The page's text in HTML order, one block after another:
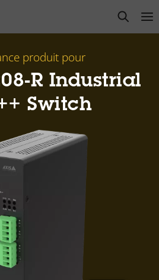
open
produit pour
R Industrial
Switch